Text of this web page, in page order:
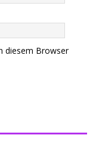
diesem Browser